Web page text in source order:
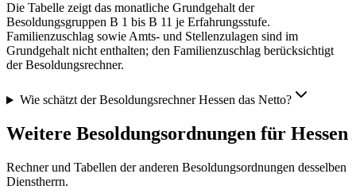
Die Tabelle zeigt das monatliche Grundgehalt der
Besoldungsgruppen B 1 bis B 11 je Erfahrungsstufe.
Familienzuschlag sowie Amts- und Stellenzulagen sind im
Grundgehalt nicht enthalten; den Familienzuschlag berücksichtigt
der Besoldungsrechner.
Wie schätzt der Besoldungsrechner Hessen das Netto?
Weitere Besoldungsordnungen für Hessen
Rechner und Tabellen der anderen Besoldungsordnungen desselben
Dienstherrn.